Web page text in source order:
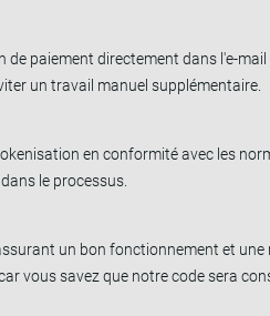
paiement directement dans l'e-
un travail manuel supplémentaire.
en conformité avec les
le processus.
un bon fonctionnement et
vous savez que notre code sera